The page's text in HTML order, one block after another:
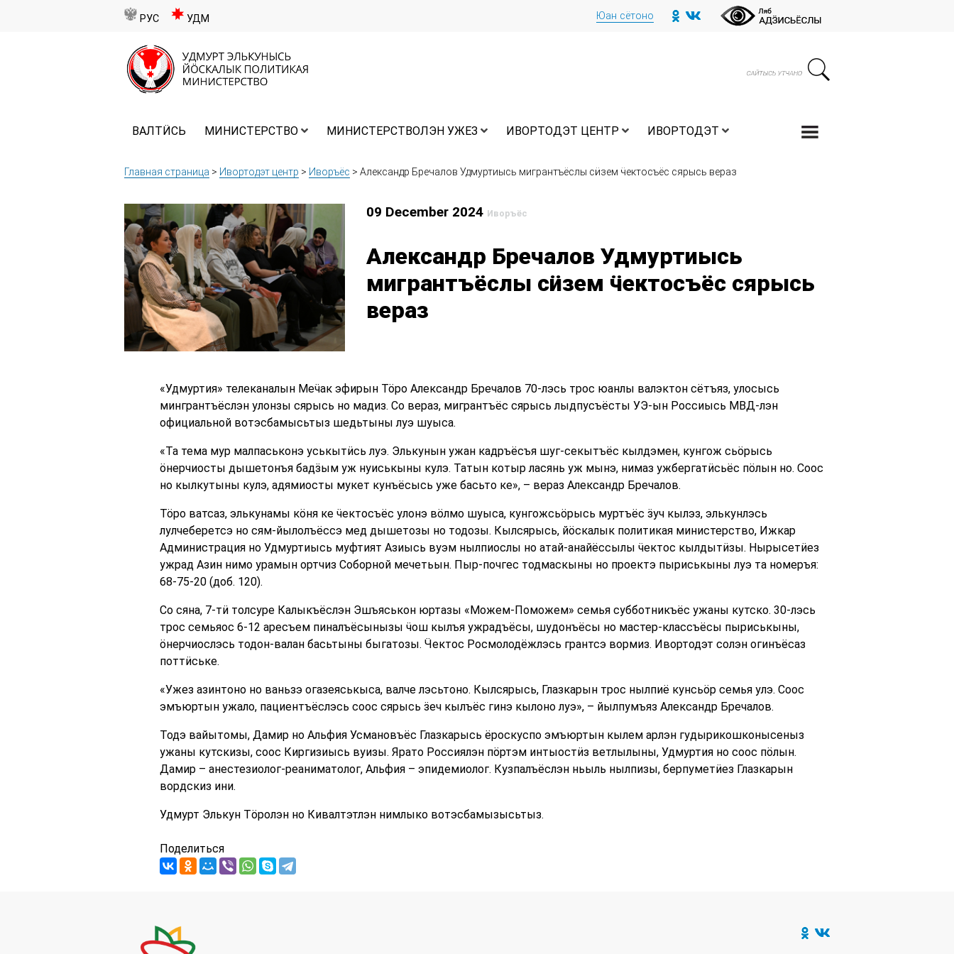
РУС УДМ Юан сётоно
ВАЛТӤСЬ МИНИСТЕРСТВО МИНИСТЕРСТВОЛЭН УЖЕЗ ИВОРТОДЭТ ЦЕНТР ИВОРТОДЭТ
Главная страница > Ивортодэт центр > Иворъёс > Александр Бречалов Удмуртиысь мигрантъёслы сӥзем ӵектосъёс сярысь вераз
09 December 2024 Иворъёс
Александр Бречалов Удмуртиысь
мигрантъёслы сӥзем ӵектосъёс сярысь
вераз
«Удмуртия» телеканалын Меӵак эфирын Тӧро Александр Бречалов 70-лэсь трос юанлы валэктон сётъяз, улосысь
мингрантъёслэн улонзы сярысь но мадиз. Со вераз, мигрантъёс сярысь лыдпусъёсты УЭ-ын Россиысь МВД-лэн
официальной вотэсбамысьтыз шедьтыны луэ шуыса.
«Та тема мур малпаськонэ уськытӥсь луэ. Элькунын ужан кадръёсъя шуг-секытъёс кылдэмен, кунгож сьӧрысь
ӧнерчиосты дышетонъя бадӟым уж нуиськыны кулэ. Татын котыр ласянь уж мынэ, нимаз ужбергатӥсьёс пӧлын но. Соос
но кылкутыны кулэ, адямиосты мукет кунъёсысь уже басьто ке», – вераз Александр Бречалов.
Тӧро ватсаз, элькунамы кӧня ке ӵектосъёс улонэ вӧлмо шуыса, кунгожсьӧрысь муртъёс ӟуч кылэз, элькунлэсь
лулчеберетсэ но сям-йылолъёссэ мед дышетозы но тодозы. Кылсярысь, йӧскалык политикая министерство, Ижкар
Администрация но Удмуртиысь муфтият Азиысь вуэм нылпиослы но атай-анайёссылы ӵектос кылдытӥзы. Нырысетӥез
ужрад Азин нимо урамын ортчиз Соборной мечетьын. Пыр-почгес тодмаскыны но проектэ пыриськыны луэ та номеръя:
68-75-20 (доб. 120).
Со сяна, 7-тӥ толсуре Калыкъёслэн Эшъяськон юртазы «Можем-Поможем» семья субботникъёс ужаны кутско. 30-лэсь
трос семьяос 6-12 аресъем пиналъёсынызы ӵош кылъя ужрадъёсы, шудонъёсы но мастер-классъёсы пыриськыны,
ӧнерчиослэсь тодон-валан басьтыны быгатозы. Ӵектос Росмолодёжлэсь грантсэ вормиз. Ивортодэт солэн огинъёсаз
поттӥське.
«Ужез азинтоно но ваньзэ огазеяськыса, валче лэсьтоно. Кылсярысь, Глазкарын трос нылпиё кунсьӧр семья улэ. Соос
эмъюртын ужало, пациентъёслэсь соос сярысь ӟеч кылъёс гинэ кылоно луэ», – йылпумъяз Александр Бречалов.
Тодэ вайытомы, Дамир но Альфия Усмановъёс Глазкарысь ёроскуспо эмъюртын кылем арлэн гудырикошконысеныз
ужаны кутскизы, соос Киргизиысь вуизы. Ярато Россиялэн пӧртэм интыостӥз ветлылыны, Удмуртия но соос пӧлын.
Дамир – анестезиолог-реаниматолог, Альфия – эпидемиолог. Кузпалъёслэн ньыль нылпизы, берпуметӥез Глазкарын
вордскиз ини.
Удмурт Элькун Тöролэн но Кивалтэтлэн нимлыко вотэсбамызысьтыз.
Поделиться